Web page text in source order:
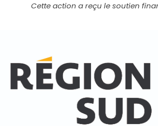
Cette action a reçu le soutien